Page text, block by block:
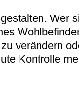
Wer
verändern
Kontrolle